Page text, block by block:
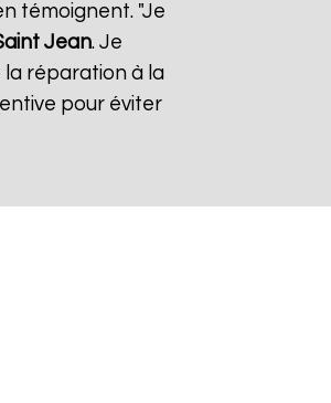
témoignent. "Je
Jean. Je
la réparation à la
pour éviter